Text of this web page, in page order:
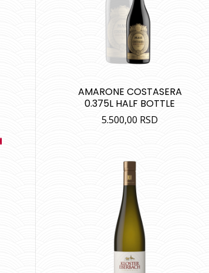
AMARONE COSTASERA
0.375L HALF BOTTLE
5.500,00 RSD